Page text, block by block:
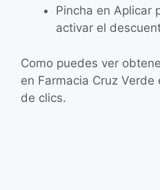
Pincha en Aplicar
activar el
Como puedes ver
en Farmacia Cruz
de clics.